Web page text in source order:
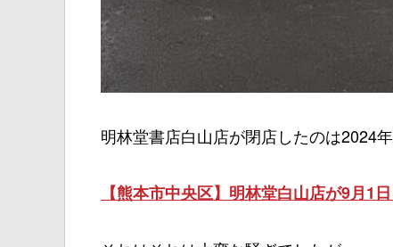
明林堂書店白山店が閉店したのは2024年
【熊本市中央区】明林堂白山店が9月1